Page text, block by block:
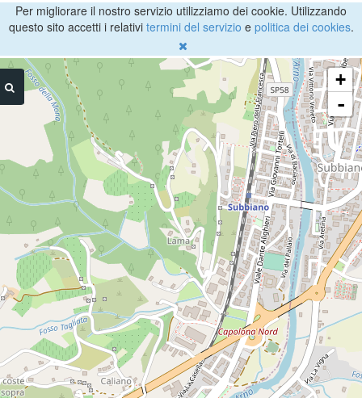
Per migliorare il nostro servizio utilizziamo dei cookie. Utilizzando
questo sito accetti i relativi termini del servizio e politica dei cookies.
+
-